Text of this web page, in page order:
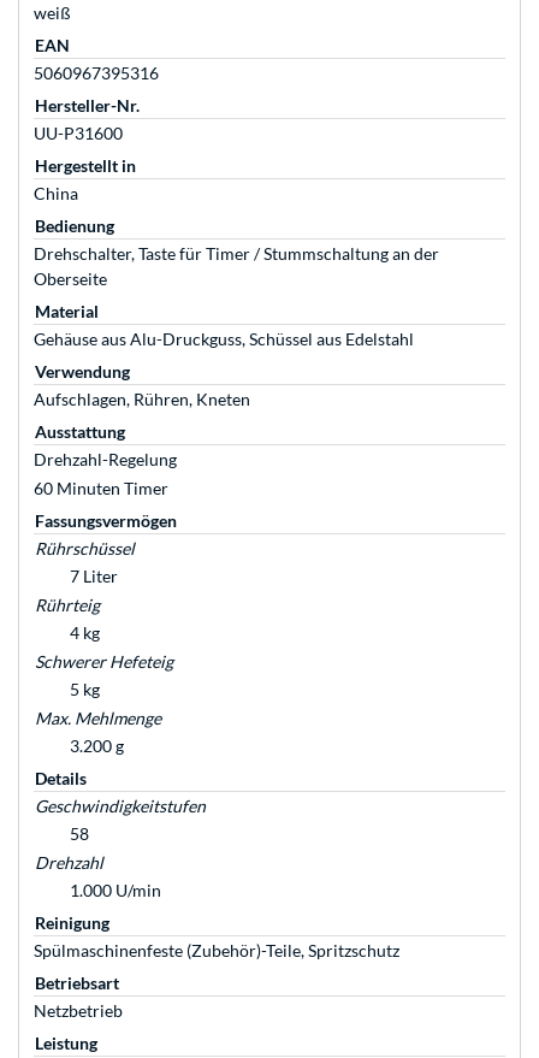
weiß
EAN
5060967395316
Hersteller-Nr.
UU-P31600
Hergestellt in
China
Bedienung
Drehschalter, Taste für Timer / Stummschaltung an der
Oberseite
Material
Gehäuse aus Alu-Druckguss, Schüssel aus Edelstahl
Verwendung
Aufschlagen, Rühren, Kneten
Ausstattung
Drehzahl-Regelung
60 Minuten Timer
Fassungsvermögen
Rührschüssel
7 Liter
Rührteig
4 kg
Schwerer Hefeteig
5 kg
Max. Mehlmenge
3.200 g
Details
Geschwindigkeitstufen
58
Drehzahl
1.000 U/min
Reinigung
Spülmaschinenfeste (Zubehör)-Teile, Spritzschutz
Betriebsart
Netzbetrieb
Leistung